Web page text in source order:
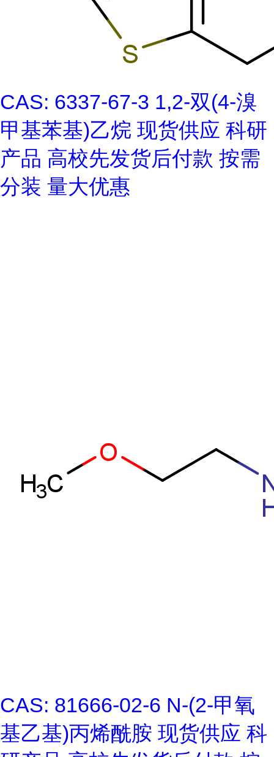
CAS: 6337-67-3 1,2-双(4-溴
甲基苯基)乙烷 现货供应 科研
产品 高校先发货后付款 按需
分装 量大优惠
CAS: 81666-02-6 N-(2-甲氧
基乙基)丙烯酰胺 现货供应 科